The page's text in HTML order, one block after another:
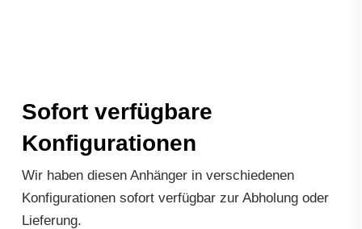
Sofort verfügbare
Konfigurationen
Wir haben diesen Anhänger in verschiedenen
Konfigurationen sofort verfügbar zur Abholung oder
Lieferung.